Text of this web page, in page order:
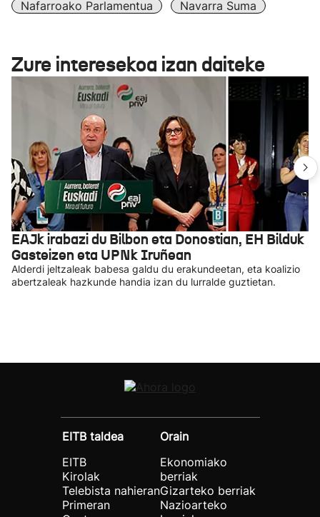
Nafarroako Parlamentua
Navarra Suma
Zure interesekoa izan daiteke
EAJk irabazi du Bilbon eta Donostian, EH Bilduk
Gasteizen eta UPNk Iruñean
Alderdi jeltzaleak babesa galdu du erakundeetan, eta koalizio
abertzaleak hazkunde handia izan du lurralde guztietan.
EITB taldea
EITB
Kirolak
Telebista nahieran
Primeran
Orain
Ekonomiako
berriak
Gizarteko berriak
Nazioarteko